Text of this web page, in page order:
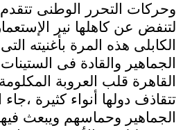
وحركات التحرر الوطنى
لتنفض عن كاهلها نير
الكابلى هذه المرة بأغنيته
الجماهير والقادة فى
القاهرة قلب العروبة المكلومة
تتقاذف دولها أنواء كثيرة
الجماهير وحماسهم ويبعث